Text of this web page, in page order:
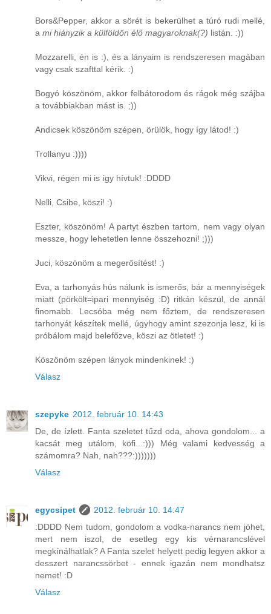
Bors&Pepper, akkor a sörét is bekerülhet a túró rudi mellé,
a mi hiányzik a külföldön élő magyaroknak(?) listán. :))
Mozzarelli, én is :), és a lányaim is rendszeresen magában
vagy csak szafttal kérik. :)
Bogyó köszönöm, akkor felbátorodom és rágok még szájba
a továbbiakban mást is. ;))
Andicsek köszönöm szépen, örülök, hogy így látod! :)
Trollanyu :))))
Vikvi, régen mi is így hívtuk! :DDDD
Nelli, Csibe, köszi! :)
Eszter, köszönöm! A partyt észben tartom, nem vagy olyan
messze, hogy lehetetlen lenne összehozni! ;)))
Juci, köszönöm a megerősítést! :)
Eva, a tarhonyás hús nálunk is ismerős, bár a mennyiségek
miatt (pörkölt=ipari mennyiség :D) ritkán készül, de annál
finomabb. Lecsóba még nem főztem, de rendszeresen
tarhonyát készítek mellé, úgyhogy amint szezonja lesz, ki is
próbálom majd belefőzve, köszi az ötletet! :)
Köszönöm szépen lányok mindenkinek! :)
Válasz
szepyke 2012. február 10. 14:43
De, de ízlett. Fanta szeletet tűzd oda, ahova gondolom... a
kacsát meg utálom, köfi...:))) Még valami kedvesség a
számomra? Nah, nah???:)))))))
Válasz
egycsipet
2012. február 10. 14:47
:DDDD Nem tudom, gondolom a vodka-narancs nem jöhet,
mert nem iszol, de esetleg egy kis vérnarancslével
megkínálhatlak? A Fanta szelet helyett pedig legyen akkor a
desszert narancssörbet - ennek igazán nem mondhatsz
nemet! :D
Válasz